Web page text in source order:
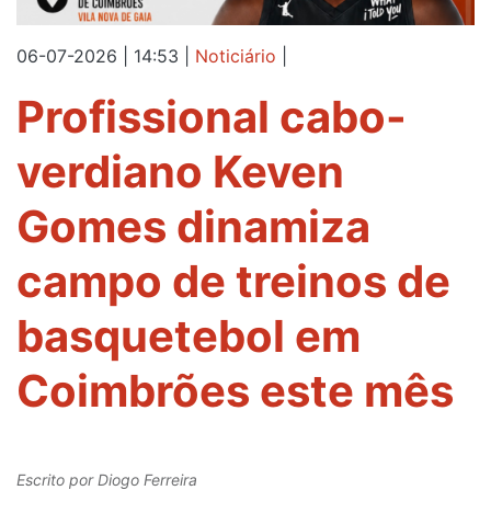
06-07-2026 | 14:53 Noticiário
Profissional cabo-
verdiano Keven
Gomes dinamiza
campo de treinos de
basquetebol em
Coimbrões este mês
Escrito porDiogo Ferreira